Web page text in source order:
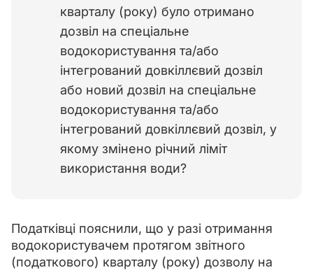
кварталу (року) було отримано
дозвіл на спеціальне
водокористування та/або
інтегрований довкіллєвий дозвіл
або новий дозвіл на спеціальне
водокористування та/або
інтегрований довкіллєвий дозвіл, у
якому змінено річний ліміт
використання води?
Податківці пояснили, що у разі отримання
водокористувачем протягом звітного
(податкового) кварталу (року) дозволу на